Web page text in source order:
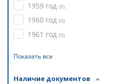
1959 год (0)
1960 год (0)
1961 год (0)
Показать все
Наличие документов